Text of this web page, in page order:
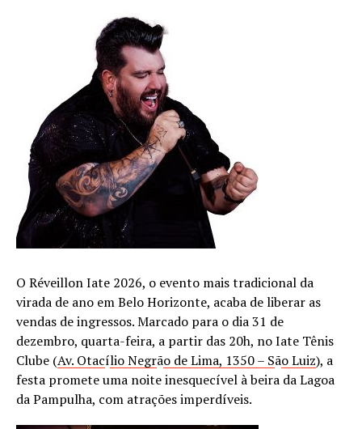
O Réveillon Iate 2026, o evento mais tradicional da
virada de ano em Belo Horizonte, acaba de liberar as
vendas de ingressos. Marcado para o dia 31 de
dezembro, quarta-feira, a partir das 20h, no Iate Tênis
Clube (Av. Otacílio Negrão de Lima, 1350 – São Luiz), a
festa promete uma noite inesquecível à beira da Lagoa
da Pampulha, com atrações imperdíveis.